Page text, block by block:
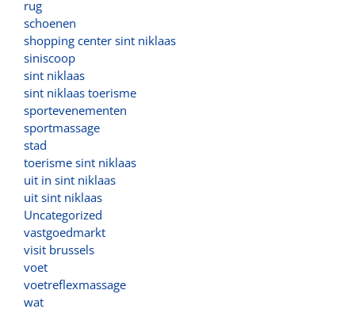
rug
schoenen
shopping center sint niklaas
siniscoop
sint niklaas
sint niklaas toerisme
sportevenementen
sportmassage
stad
toerisme sint niklaas
uit in sint niklaas
uit sint niklaas
Uncategorized
vastgoedmarkt
visit brussels
voet
voetreflexmassage
wat